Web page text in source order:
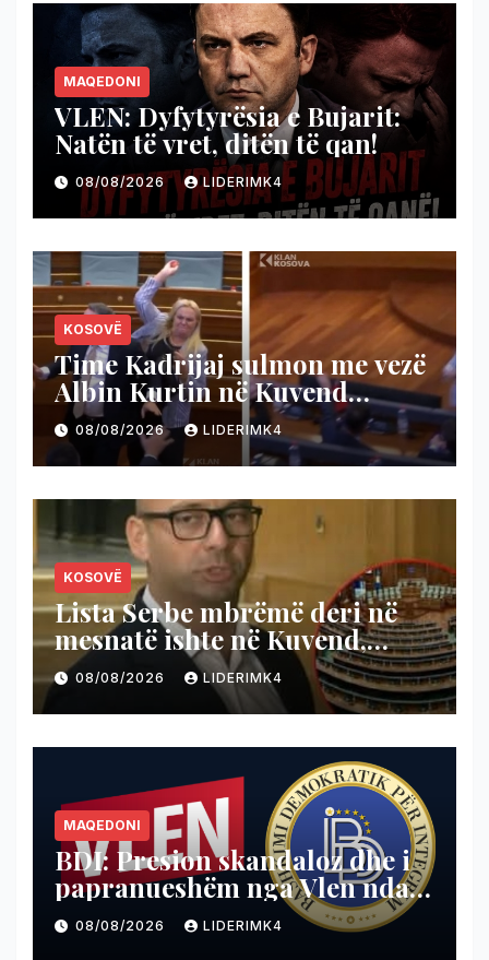
MAQEDONI
VLEN: Dyfytyrësia e Bujarit:
Natën të vret, ditën të qan!
08/08/2026 LIDERIMK4
KOSOVË
Time Kadrijaj sulmon me vezë
Albin Kurtin në Kuvend
(Video)
08/08/2026 LIDERIMK4
KOSOVË
​Lista Serbe mbrëmë deri në
mesnatë ishte në Kuvend,
Krasniqi nga VV-opozitës: U
kanë ardhur në ndihmë
“shokët e Radoiçiqit”
08/08/2026 LIDERIMK4
MAQEDONI
BDI: Presion skandaloz dhe i
papranueshëm nga Vlen ndaj
drejtësisë
08/08/2026 LIDERIMK4